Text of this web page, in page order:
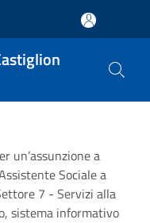
un’assunzione a
Sociale a
7 - Servizi alla
sistema informativo